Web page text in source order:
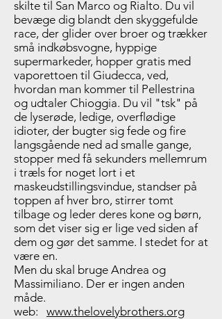
skilte til San Marco og Rialto. Du vil
bevæge dig blandt den skyggefulde
race, der glider over broer og trækker
små indkøbsvogne, hyppige
supermarkeder, hopper gratis med
vaporettoen til Giudecca, ved,
hvordan man kommer til Pellestrina
og udtaler Chioggia. Du vil "tsk" på
de lyserøde, ledige, overflødige
idioter, der bugter sig fede og fire
langsgående ned ad smalle gange,
stopper med få sekunders mellemrum
i træls for noget lort i et
maskeudstillingsvindue, standser på
toppen af hver bro, stirrer tomt
tilbage og leder deres kone og børn,
som det viser sig er lige ved siden af
dem og gør det samme. I stedet for at
være en.
Men du skal bruge Andrea og
Massimiliano. Der er ingen anden
måde.
web: www.thelovelybrothers.org